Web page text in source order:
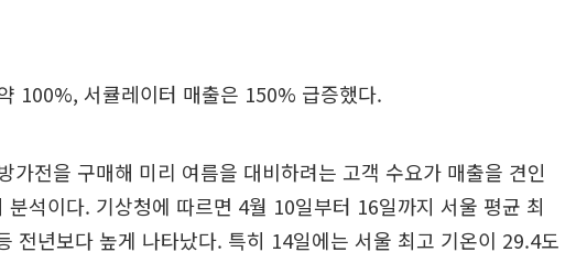
100%, 서큘레이터 매출은 150% 급증했다.
가전을 구매해 미리 여름을 대비하려는 고객 수요가 매출을 견인
분석이다. 기상청에 따르면 4월 10일부터 16일까지 서울 평균 최
전년보다 높게 나타났다. 특히 14일에는 서울 최고 기온이 29.4도